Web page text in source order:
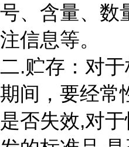
号、含量、数
注信息等。
二.贮存：对
期间，要经常
是否失效,对